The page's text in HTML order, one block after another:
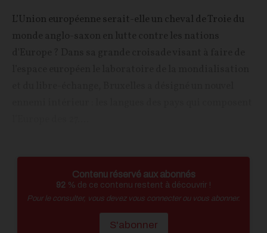
L’Union européenne serait-elle un cheval de Troie du
Contenu réservé aux abonnés
92 % de ce contenu restent à découvrir !
Pour le consulter, vous devez vous connecter ou vous abonner.
S'abonner